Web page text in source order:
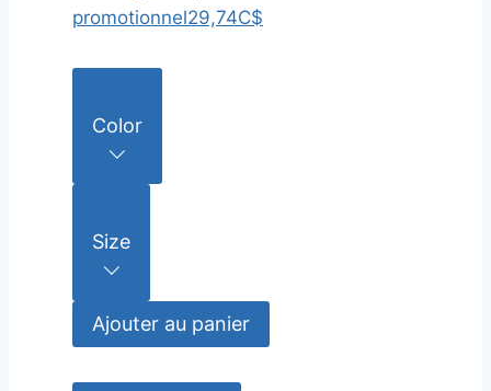
promotionnel29,74C$
Color
Size
Ajouter au panier